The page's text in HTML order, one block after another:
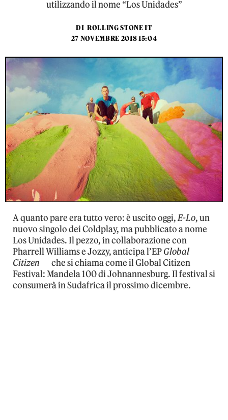
utilizzando il nome “Los Unidades”
DI ROLLING STONE IT
27 NOVEMBRE 2018 15:04
A quanto pare era tutto vero: è uscito oggi,E-Lo, un
nuovo singolo dei Coldplay, ma pubblicato a nome
Los Unidades. Il pezzo, in collaborazione con
Pharrell Williams e Jozzy, anticipa l’EPGlobal
Citizen
che si chiama come il Global Citizen
Festival: Mandela 100 di Johnannesburg. Il festival si
consumerà in Sudafrica il prossimo dicembre.